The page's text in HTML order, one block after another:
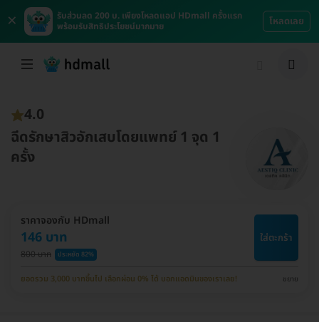
×
รับส่วนลด 200 บ. เพียงโหลดแอป HDmall ครั้งแรก
พร้อมรับสิทธิประโยชน์มากมาย
โหลดเลย
4.0
ฉีดรักษาสิวอักเสบโดยแพทย์ 1 จุด 1
ครั้ง
ราคาจองกับ HDmall
146 บาท
800 บาท ประหยัด 82%
ใส่ตะกร้า
ยอดรวม 3,000 บาทขึ้นไป เลือกผ่อน 0% ได้ บอกแอดมินของเราเลย! ขยาย